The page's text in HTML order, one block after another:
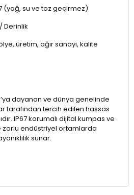
(yağ, su ve toz geçirmez)
Derinlik
üretim, ağır sanayi, kalite
dayanan ve dünya genelinde
tarafından tercih edilen hassas
IP67 korumalı dijital kumpas ve
endüstriyel ortamlarda
sunar.